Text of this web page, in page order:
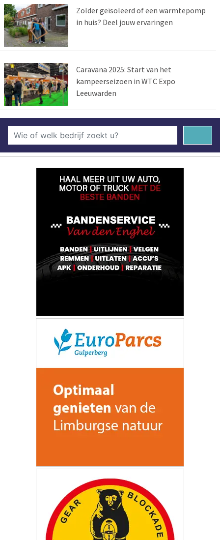
Zolder geïsoleerd of een warmtepomp
in huis? Deel jouw ervaringen
Caravana 2025: Start van het
kampeerseizoen in WTC Expo
Leeuwarden